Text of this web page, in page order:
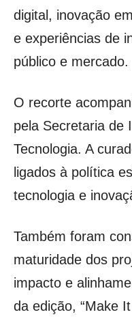
digital, inovação
e experiências de
público e mercado.
O recorte
pela Secretaria de
Tecnologia. A
ligados à política
tecnologia e
Também foram
maturidade dos
impacto e
da edição, “Make